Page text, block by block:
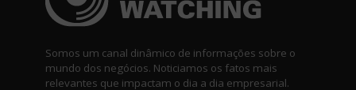
Somos um canal dinâmico de informações sobre o
mundo dos negócios. Noticiamos os fatos mais
relevantes que impactam o dia a dia empresarial.